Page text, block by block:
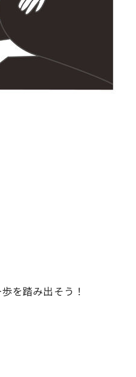
を踏み出そう！